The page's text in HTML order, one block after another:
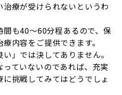
療が受けられないというわ
間も40～60分程あるので、保
内容をご提供できます。
」では決してありません。
ていないのであれば、充実
挑戦してみてはどうでしょ